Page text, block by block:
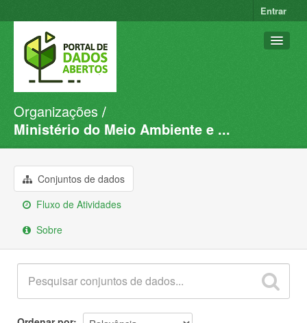
Entrar
Conjuntos de dados
Organizações
Sobre
Organizações
Ministério do Meio Ambiente e ...
Conjuntos de dados
Fluxo de Atividades
Sobre